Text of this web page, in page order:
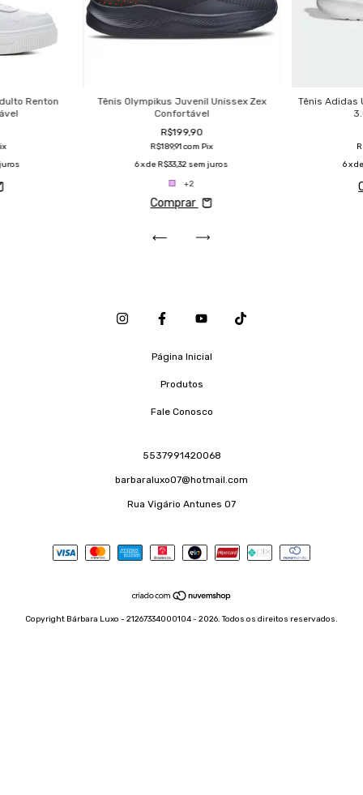
Renton
Tênis Olympikus Juvenil Unissex Zex
Confortável
R$199,90
R$189,91com Pix
6x de R$33,32 sem juros
+2
Comprar
Tênis Adidas
6x
Página Inicial
Produtos
Fale Conosco
5537991420068
barbaraluxo07@hotmail.com
Rua Vigário Antunes 07
Copyright Bárbara Luxo - 21267334000104 - 2026. Todos os direitos reservados.